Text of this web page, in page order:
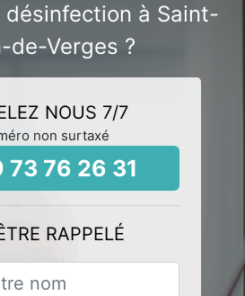
désinfection à Saint-
de-Verges ?
NOUS 7/7
non surtaxé
73 76 26 31
RAPPELÉ